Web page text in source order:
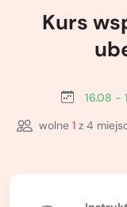
Kurs
16.08 -
wolne 1z 4
Kurs skałkowy pełny
Podstawowy kurs
Doszkalający kurs
Kurs narciarstwa
Kurs wspinaczki